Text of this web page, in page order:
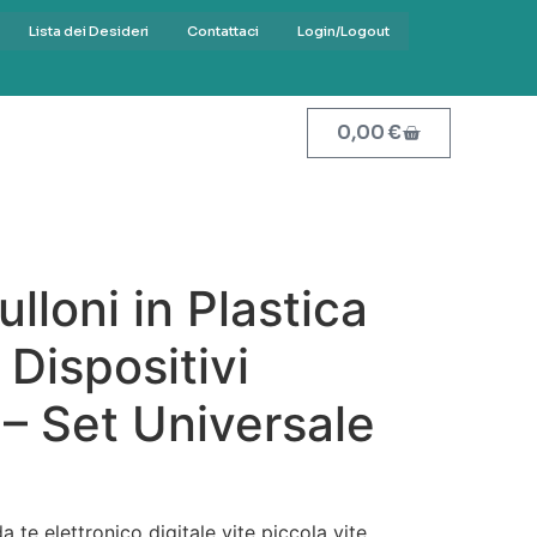
Lista dei Desideri Contattaci Login/Logout
0,00€
in Plastica
Set Universale